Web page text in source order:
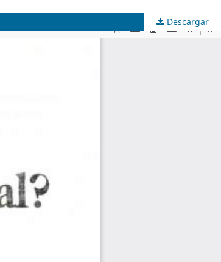
Descargar